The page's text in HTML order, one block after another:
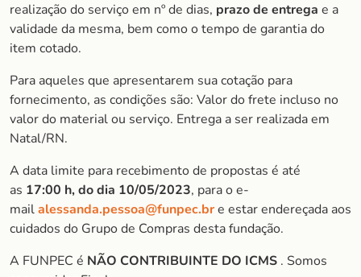
realização do serviço em nº de dias, prazo de entrega e a
validade da mesma, bem como o tempo de garantia do
item cotado.
Para aqueles que apresentarem sua cotação para
fornecimento, as condições são: Valor do frete incluso no
valor do material ou serviço. Entrega a ser realizada em
Natal/RN.
A data limite para recebimento de propostas é até
as 17:00 h, do dia 10/05/2023, para o e-
mailalessanda.pessoa@funpec.bre estar endereçada aos
cuidados do Grupo de Compras desta fundação.
A FUNPEC é NÃO CONTRIBUINTE DO ICMS . Somos